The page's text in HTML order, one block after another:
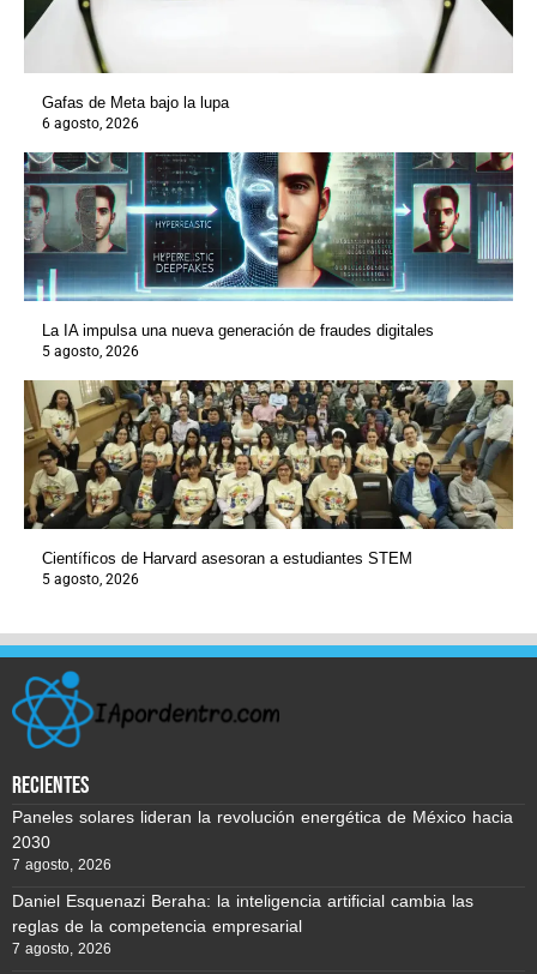
Gafas de Meta bajo la lupa
6 agosto, 2026
La IA impulsa una nueva generación de fraudes digitales
5 agosto, 2026
Científicos de Harvard asesoran a estudiantes STEM
5 agosto, 2026
recientes
Paneles solares lideran la revolución energética de México hacia
2030
7 agosto, 2026
Daniel Esquenazi Beraha: la inteligencia artificial cambia las
reglas de la competencia empresarial
7 agosto, 2026